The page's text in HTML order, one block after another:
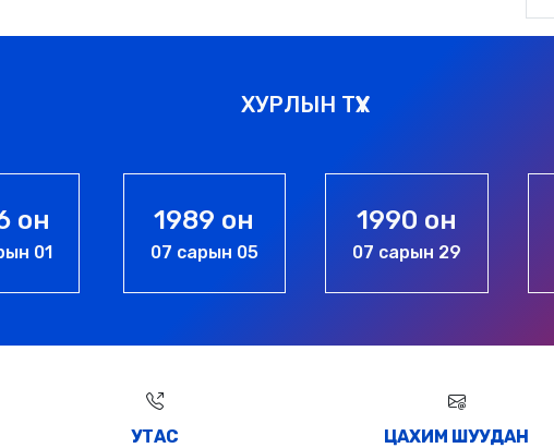
ХУРЛЫН ТҮҮХ
он
сарын 05
1990 он
07 сарын 29
1994 он
05 сарын 06
УТАС ЦАХИМ ШУУДАН